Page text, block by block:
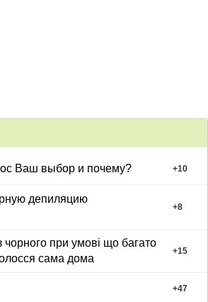
Краска для волос Ваш выбор и почему? +10
депиляцию
+8
чорного при умові що багато
сама дома
+15
+47